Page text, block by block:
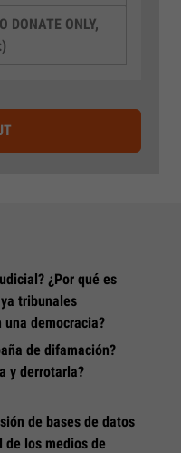
DONATE ONLY,
¿Por qué es
tribunales
democracia?
de difamación?
y derrotarla?
de bases de datos
de los medios de